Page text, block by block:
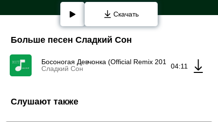
Скачать
Больше песен Сладкий Сон
Босоногая Девчонка (Official Remix 2017) Ft Сергей
Сладкий Сон
04:11
Слушают также